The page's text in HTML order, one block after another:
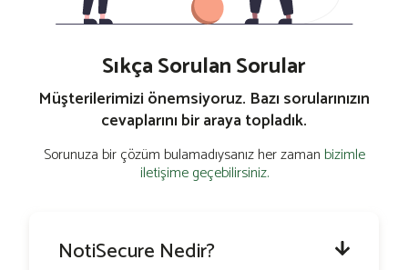
Sıkça Sorulan Sorular
Müşterilerimizi önemsiyoruz. Bazı sorularınızın
cevaplarını bir araya topladık.
Sorunuza bir çözüm bulamadıysanız her zaman bizimle
iletişime geçebilirsiniz.
NotiSecure Nedir?